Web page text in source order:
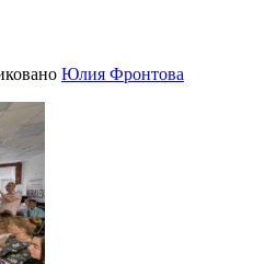
Юлия Фронтова